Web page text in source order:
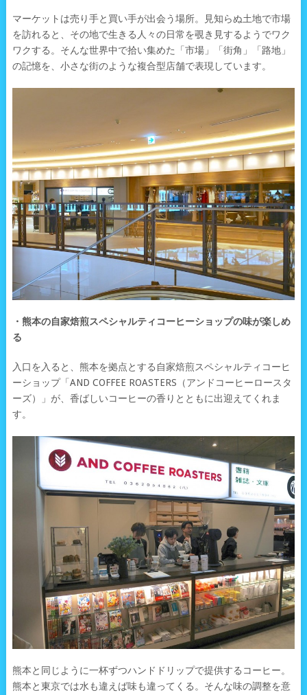
マーケットは売り手と買い手が出会う場所。見知らぬ土地で市場
を訪れると、その地で生きる人々の日常を覗き見するようでワク
ワクする。そんな世界中で拾い集めた「市場」「街角」「路地」
の記憶を、小さな街のような複合型店舗で表現しています。
・熊本の自家焙煎スペシャルティコーヒーショップの味が楽しめ
る
入口を入ると、熊本を拠点とする自家焙煎スペシャルティコーヒ
ーショップ「AND COFFEE ROASTERS（アンドコーヒーロースタ
ーズ）」が、香ばしいコーヒーの香りとともに出迎えてくれま
す。
熊本と同じように一杯ずつハンドドリップで提供するコーヒー。
熊本と東京では水も違えば味も違ってくる。そんな味の調整を意